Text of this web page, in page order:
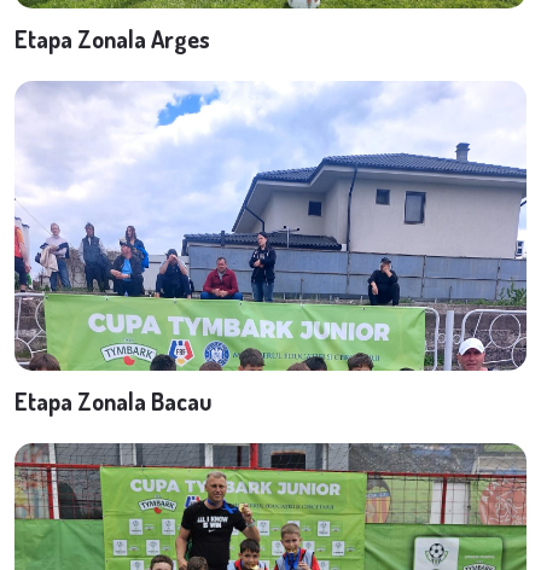
Etapa Zonala Arges
Etapa Zonala Bacau